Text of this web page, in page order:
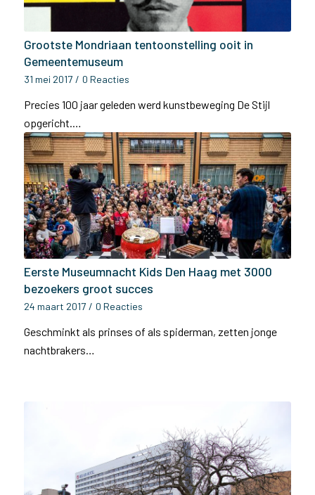
Grootste Mondriaan tentoonstelling ooit in
Gemeentemuseum
31 mei 2017 / 0 Reacties
Precies 100 jaar geleden werd kunstbeweging De Stijl
opgericht.…
Eerste Museumnacht Kids Den Haag met 3000
bezoekers groot succes
24 maart 2017 / 0 Reacties
Geschminkt als prinses of als spiderman, zetten jonge
nachtbrakers…